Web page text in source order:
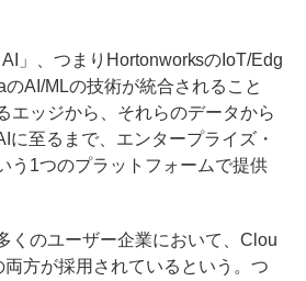
」、つまりHortonworksのIoT/Edg
AI/MLの技術が統合されること
エッジから、それらのデータから
に至るまで、エンタープライズ・
う1つのプラットフォームで提供
くのユーザー企業において、Clou
方が採用されているという。つ